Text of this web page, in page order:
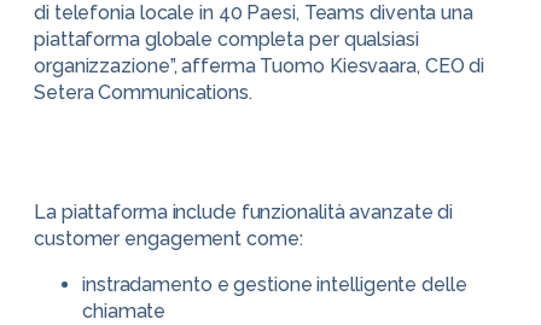
di telefonia locale in 40 Paesi, Teams diventa una
piattaforma globale completa per qualsiasi
organizzazione”, afferma Tuomo Kiesvaara, CEO di
Setera Communications.
La piattaforma include funzionalità avanzate di
customer engagement come:
instradamento e gestione intelligente delle
chiamate